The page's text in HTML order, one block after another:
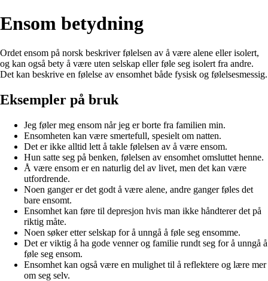
Ensom betydning
Ordet ensom på norsk beskriver følelsen av å være alene eller isolert,
og kan også bety å være uten selskap eller føle seg isolert fra andre.
Det kan beskrive en følelse av ensomhet både fysisk og følelsesmessig.
Eksempler på bruk
Jeg føler meg ensom når jeg er borte fra familien min.
Ensomheten kan være smertefull, spesielt om natten.
Det er ikke alltid lett å takle følelsen av å være ensom.
Hun satte seg på benken, følelsen av ensomhet omsluttet henne.
Å være ensom er en naturlig del av livet, men det kan være
utfordrende.
Noen ganger er det godt å være alene, andre ganger føles det
bare ensomt.
Ensomhet kan føre til depresjon hvis man ikke håndterer det på
riktig måte.
Noen søker etter selskap for å unngå å føle seg ensomme.
Det er viktig å ha gode venner og familie rundt seg for å unngå å
føle seg ensom.
Ensomhet kan også være en mulighet til å reflektere og lære mer
om seg selv.